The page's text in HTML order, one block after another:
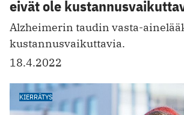
eivät ole
Alzheimerin taudin vasta-
kustannusvaikuttavia.
18.4.2022
KIERRÄTYS